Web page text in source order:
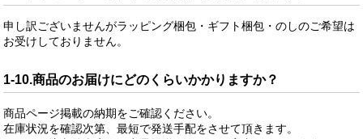
申し訳ございませんがラッピング梱包・ギフト梱包・のしのご希望は
お受けしておりません。
1-10.商品のお届けにどのくらいかかりますか？
商品ページ掲載の納期をご確認ください。
在庫状況を確認次第、最短で発送手配をさせて頂きます。